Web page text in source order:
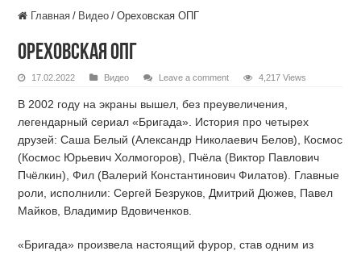
Главная / Видео / Ореховская ОПГ
Ореховская ОПГ
17.02.2022 Видео Leave a comment 4,217 Views
В 2002 году на экраны вышел, без преувеличения,
легендарный сериал «Бригада». История про четырех
друзей: Саша Белый (Александр Николаевич Белов), Космос
(Космос Юрьевич Холмогоров), Пчёла (Виктор Павлович
Пчёлкин), Фил (Валерий Константинович Филатов). Главные
роли, исполнили: Сергей Безруков, Дмитрий Дюжев, Павел
Майков, Владимир Вдовиченков.
«Бригада» произвела настоящий фурор, став одним из